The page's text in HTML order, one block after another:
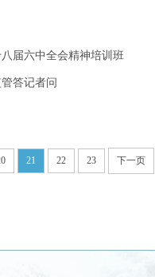
届六中全会精神培训班
答记者问
21 22 23 下一页